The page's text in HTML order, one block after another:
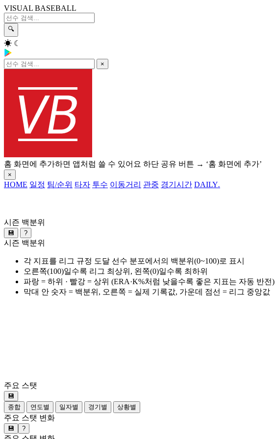
VISUAL BASEBALL
🔍
☀ ☾
×
홈 화면에 추가하면 앱처럼 쓸 수 있어요 하단 공유 버튼 → ‘홈 화면에 추가’
×
HOME 일정 팀/순위 타자 투수 이동거리 관중 경기시간 DAILY.
시즌 백분위
💾 ?
시즌 백분위
각 지표를 리그 규정 도달 선수 분포에서의 백분위(0~100)로 표시
오른쪽(100)일수록 리그 최상위, 왼쪽(0)일수록 최하위
파랑 = 하위 · 빨강 = 상위 (ERA·K%처럼 낮을수록 좋은 지표는 자동 반전)
막대 안 숫자 = 백분위, 오른쪽 = 실제 기록값, 가운데 점선 = 리그 중앙값
주요 스탯
💾
종합
연도별 일자별 경기별 상황별
주요 스탯 변화
💾 ?